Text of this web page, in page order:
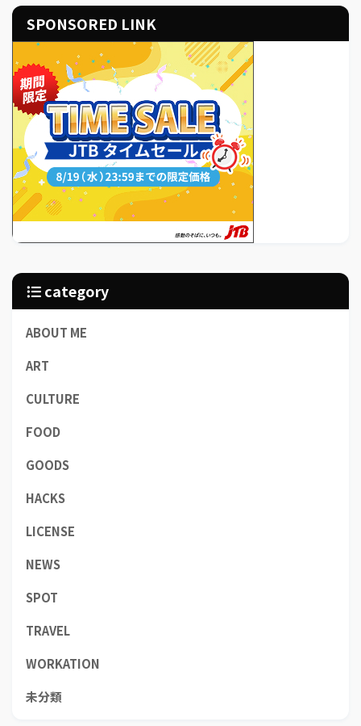
SPONSORED LINK
category
ABOUT ME
ART
CULTURE
FOOD
GOODS
HACKS
LICENSE
NEWS
SPOT
TRAVEL
WORKATION
未分類